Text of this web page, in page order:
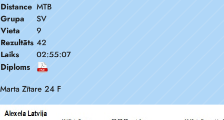
Distance MTB
Grupa
SV
Vieta
9
Rezultāts 42
Laiks
02:55:07
Diploms
Marta Zītare 24 F